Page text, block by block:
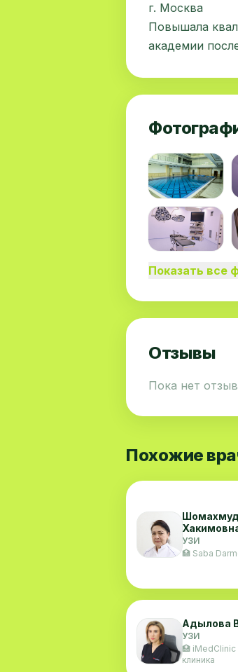
г. Москва
Повышала
академии
Показать все
Отзывы
Пока нет
Похожие
УЗИ
🏥 Saba
Адылова
УЗИ
🏥
клиника